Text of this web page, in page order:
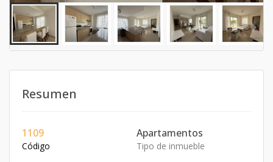
Resumen
1109
Código
Apartamentos
Tipo de inmueble